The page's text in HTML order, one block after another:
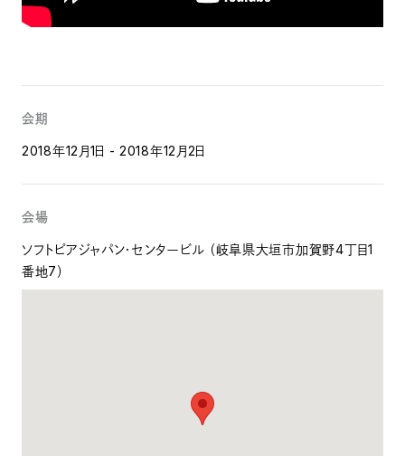
会期
2018年12月1日 - 2018年12月2日
会場
ソフトピアジャパン・センタービル （岐阜県大垣市加賀野4丁目1
番地7）